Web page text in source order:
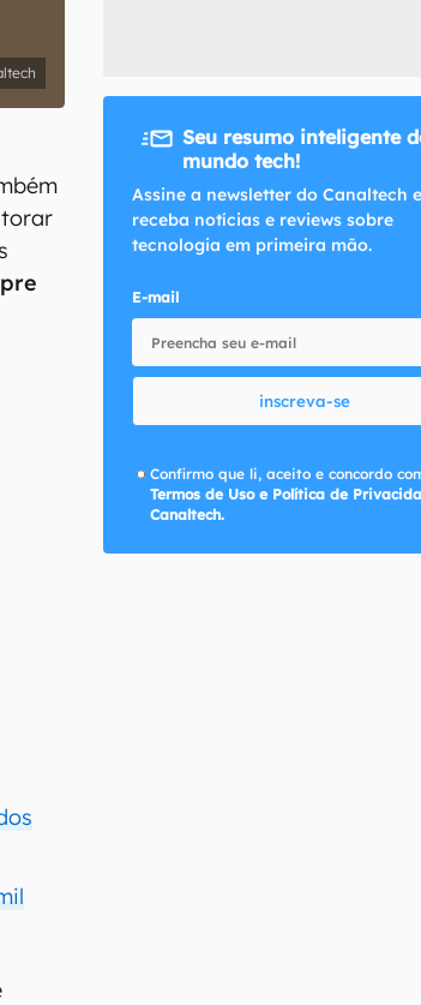
Seu resumo inteligente
mundo tech!
Assine a newsletter do Canaltech e
receba notícias e reviews sobre
tecnologia em primeira mão.
E-mail
inscreva-se
Confirmo que li, aceito e concordo
Termos de Uso e Política de
Canaltech.